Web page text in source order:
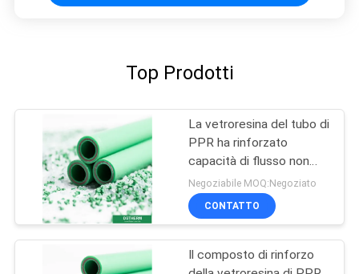
Top Prodotti
La vetroresina del tubo di
PPR ha rinforzato
capacità di flusso non
tossica del tubo l'alta
Negoziabile MOQ:Negoziato
CONTATTO
Il composto di rinforzo